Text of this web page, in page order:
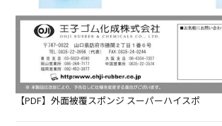
【PDF】外面被覆スポンジ スーパーハイスポ